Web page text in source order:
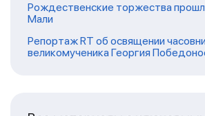
Рождественские торжества
Мали
Репортаж RT об освящении часовни
великомученика Георгия